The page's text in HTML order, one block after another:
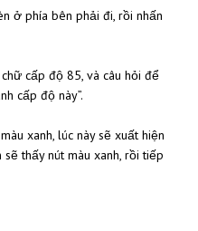
ở phía bên phải đi, rồi nhấn
cấp độ 85, và câu hỏi để
cấp độ này”.
xanh, lúc này sẽ xuất hiện
thấy nút màu xanh, rồi tiếp